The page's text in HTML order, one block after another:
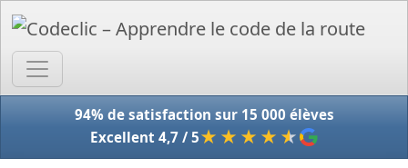
94% de satisfaction sur 15 000 élèves
Excellent 4,7 / 5★★★★ ★